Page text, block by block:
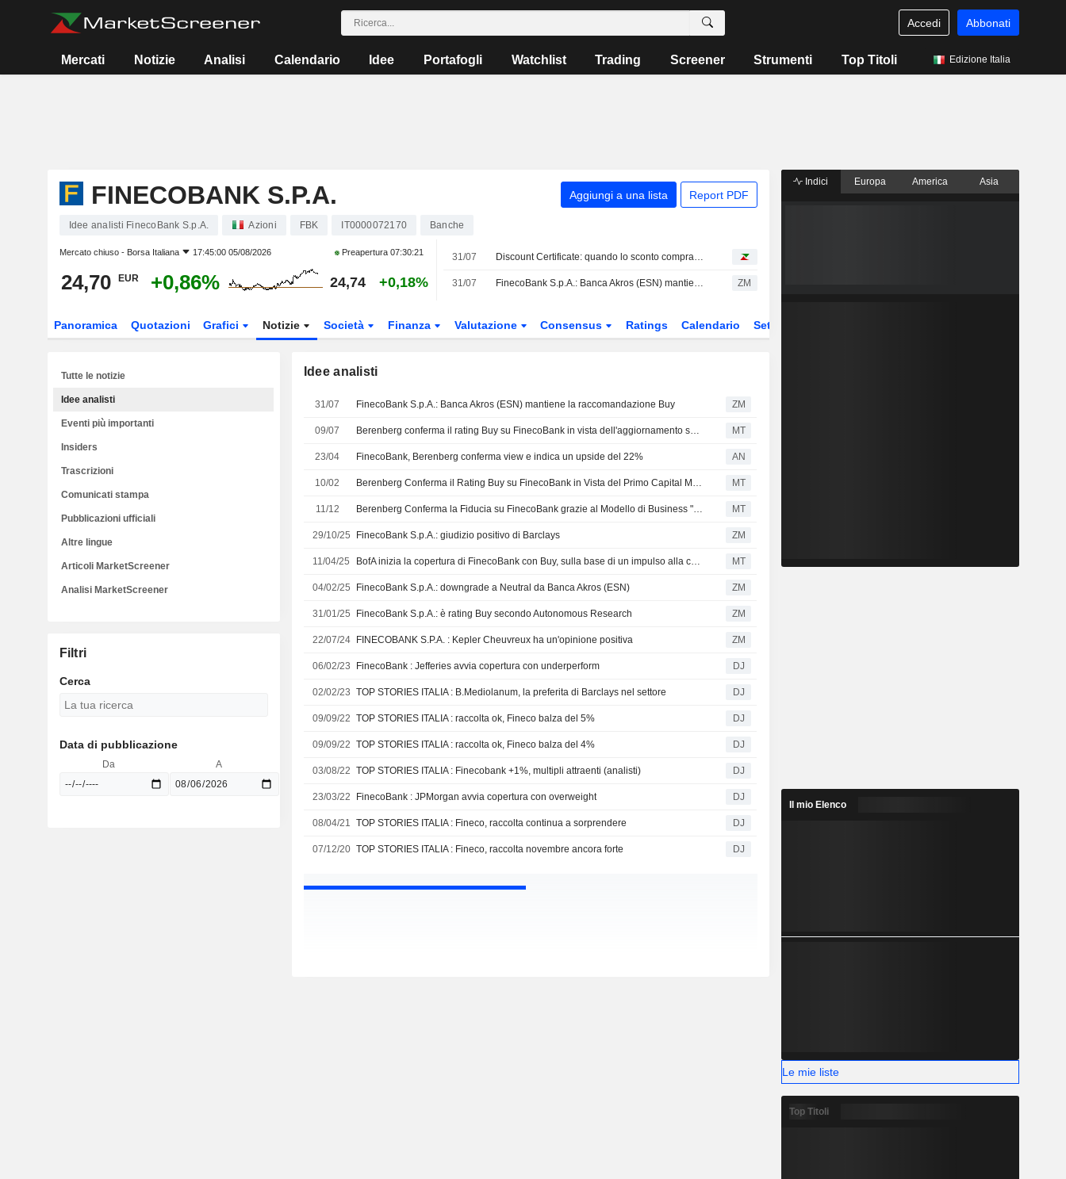
Accedi Abbonati
Mercati Notizie Analisi Calendario Idee Portafogli Watchlist Trading Screener Strumenti Top Titoli Edizione Italia
FINECOBANK S.P.A. Aggiungi a una lista Report PDF
Idee analisti FinecoBank S.p.A. Azioni FBK IT0000072170 Banche
Mercato chiuso - Borsa Italiana 17:45:00 05/08/2026 Preapertura 07:30:21
24,70 EUR +0,86% 24,74 +0,18%
31/07 Discount Certificate: quando lo sconto compra davvero margine d'errore
31/07 FinecoBank S.p.A.: Banca Akros (ESN) mantiene la raccomandazione Buy ZM
Panoramica Quotazioni Grafici Notizie Società Finanza Valutazione Consensus Ratings Calendario Settore
Idee analisti
31/07 FinecoBank S.p.A.: Banca Akros (ESN) mantiene la raccomandazione Buy ZM
09/07 Berenberg conferma il rating Buy su FinecoBank in vista dell'aggiornamento sul secondo trimestre MT
23/04 FinecoBank, Berenberg conferma view e indica un upside del 22% AN
10/02 Berenberg Conferma il Rating Buy su FinecoBank in Vista del Primo Capital Markets Day a Marzo MT
11/12 Berenberg Conferma la Fiducia su FinecoBank grazie al Modello di Business "Unico"; Raccomandazione di Acquisto Ribadita MT
29/10/25 FinecoBank S.p.A.: giudizio positivo di Barclays ZM
11/04/25 BofA inizia la copertura di FinecoBank con Buy, sulla base di un impulso alla crescita in accelerazione MT
04/02/25 FinecoBank S.p.A.: downgrade a Neutral da Banca Akros (ESN) ZM
31/01/25 FinecoBank S.p.A.: è rating Buy secondo Autonomous Research ZM
22/07/24 FINECOBANK S.P.A. : Kepler Cheuvreux ha un'opinione positiva ZM
06/02/23 FinecoBank : Jefferies avvia copertura con underperform DJ
02/02/23 TOP STORIES ITALIA : B.Mediolanum, la preferita di Barclays nel settore DJ
09/09/22 TOP STORIES ITALIA : raccolta ok, Fineco balza del 5% DJ
09/09/22 TOP STORIES ITALIA : raccolta ok, Fineco balza del 4% DJ
03/08/22 TOP STORIES ITALIA : Finecobank +1%, multipli attraenti (analisti) DJ
23/03/22 FinecoBank : JPMorgan avvia copertura con overweight DJ
08/04/21 TOP STORIES ITALIA : Fineco, raccolta continua a sorprendere DJ
07/12/20 TOP STORIES ITALIA : Fineco, raccolta novembre ancora forte DJ
Tutte le notizie
Idee analisti
Eventi più importanti
Insiders
Trascrizioni
Comunicati stampa
Pubblicazioni ufficiali
Altre lingue
Articoli MarketScreener
Analisi MarketScreener
Filtri
Cerca
Data di pubblicazione
Da A
Indici Europa America Asia
Il mio Elenco
Le mie liste
Top Titoli